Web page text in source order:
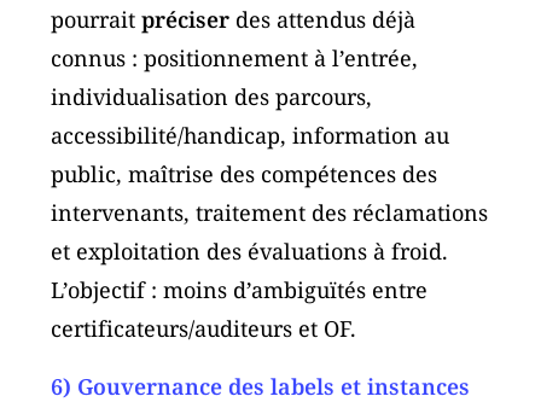
pourraitpréciser des attendus déjà
connus : positionnement à l’entrée,
individualisation des parcours,
accessibilité/handicap, information au
public, maîtrise des compétences des
intervenants, traitement des réclamations
et exploitation des évaluations à froid.
L’objectif : moins d’ambiguïtés entre
certificateurs/auditeurs et OF.
6) Gouvernance des labels et instances